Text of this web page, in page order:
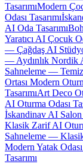
TasarımıModern
Odası Tasarımı
AI Oda Tasarımı
Yaratıcı AI Çocuk
— Çağdaş AI
— Aydınlık Nordik
Sahneleme —
Ortası Modern
TasarımıArt Deco
AI Oturma Odası
İskandinav AI Salon
Klasik Zarif AI
Sahneleme — Klasik
Modern Yatak
Tasarımı